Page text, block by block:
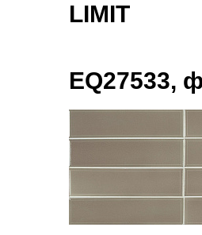
LIMIT
EQ27533,